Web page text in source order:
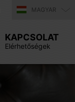
MAGYAR
KAPCSOLAT
Elérhetőségek